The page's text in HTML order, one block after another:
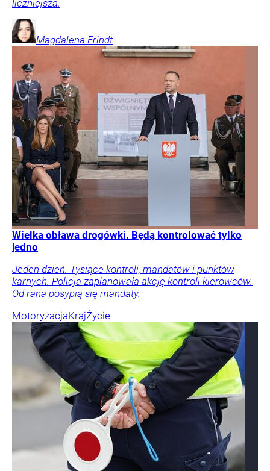
liczniejsza.
Magdalena Frindt
Wielka obława drogówki. Będą kontrolować tylko
jedno
Jeden dzień. Tysiące kontroli, mandatów i punktów
karnych. Policja zaplanowała akcję kontroli kierowców.
Od rana posypią się mandaty.
MotoryzacjaKrajŻycie